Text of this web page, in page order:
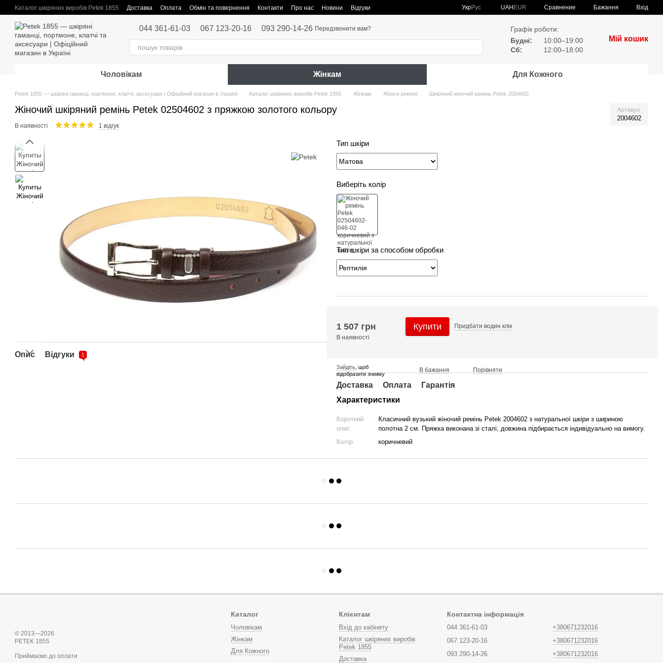
Перейти до основного контенту
Каталог шкіряних виробів Petek 1855 Доставка Оплата Обмін та повернення Контакти Про нас Новини
Відгуки
УкрРус UAH EUR Сравнение Бажання Вхід
044 361-61-03 067 123-20-16 093 290-14-26 Передзвонити вам?
Графік роботи:
Будні:
10:00–19:00
Сб:
12:00–18:00
Мій кошик
Чоловікам Жінкам Для Кожного
Petek 1855 — шкіряні гаманці, портмоне, клатчі, аксесуари | Офіційний магазин в Україні Каталог шкіряних виробів Petek 1855 Жінкам Жіночі ремені Шкіряний жіночий ремінь Petek 2004602
Жіночий шкіряний ремінь Petek 02504602 з пряжкою золотого кольору Артикул
2004602
В наявності 1 відгук
Опис Відгуки 1
Тип шкіри
Виберіть колір
Тип шкіри за способом обробки
1 507 грн
В наявності
Купити Придбати водин клік
Зайдіть , щоб
відобразити знижку
В бажання Порівняти
Доставка Оплата
Гарантія
Характеристики
Короткий
опис
Класичний вузький жіночий ремінь Petek 2004602 з натуральної шкіри з шириною
полотна 2 см. Пряжка виконана зі сталі, довжина підбирається індивідуально на вимогу.
Колір
коричневий
© 2013—2026
PETEK 1855
Приймаємо до оплати
Каталог
Чоловікам
Жінкам
Для Кожного
Клієнтам
Вхід до кабінету
Каталог шкіряних виробів
Petek 1855
Доставка
Контактна інформація
044 361-61-03
067 123-20-16
093 290-14-26
+380671232016
+380671232016
+380671232016